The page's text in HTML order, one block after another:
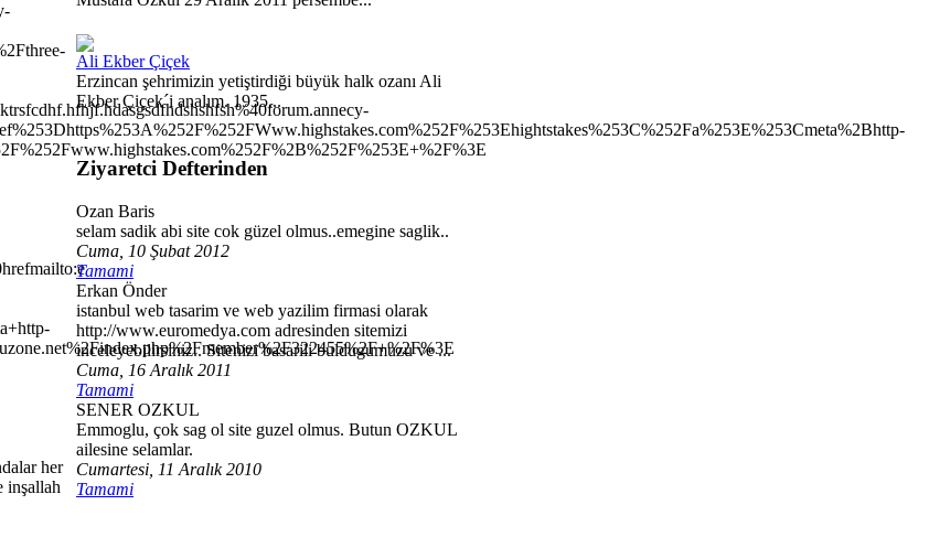
e
her
inşallah
Ali Ekber Çiçek
Erzincan şehrimizin yetiştirdiği büyük halk ozanı Ali
Ekber Çiçek´i analım. 1935...
Ziyaretci Defterinden
Ozan Baris
selam sadik abi site cok güzel olmus..emegine saglik..
Cuma, 10 Şubat 2012
Tamami
Erkan Önder
istanbul web tasarim ve web yazilim firmasi olarak
http://www.euromedya.com adresinden sitemizi
inceleyebilirsiniz.. Sitenizi basarili buldugumuzu ve ...
Cuma, 16 Aralık 2011
Tamami
SENER OZKUL
Emmoglu, çok sag ol site guzel olmus. Butun OZKUL
ailesine selamlar.
Cumartesi, 11 Aralık 2010
Tamami